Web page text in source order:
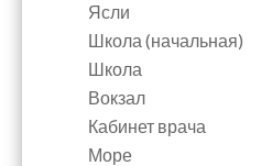
Ясли
Школа (начальная)
Школа
Вокзал
Кабинет врача
Море